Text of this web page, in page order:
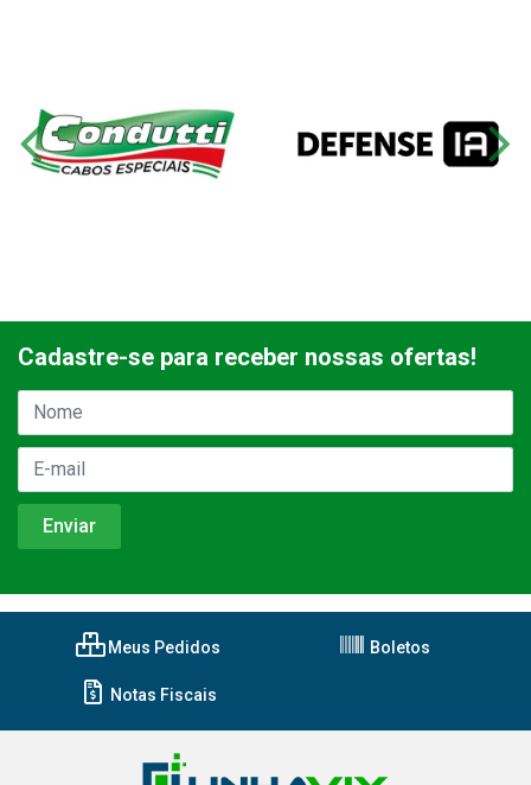
Cadastre-se para receber nossas ofertas!
Meus Pedidos Boletos
Notas Fiscais